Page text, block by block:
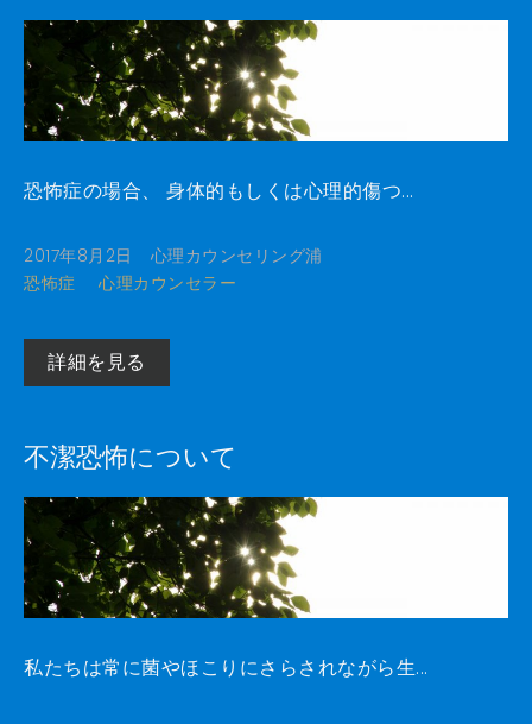
恐怖症の場合、 身体的もしくは心理的傷つ...
2017年8月2日
心理カウンセリング浦
恐怖症
心理カウンセラー
詳細を見る
不潔恐怖について
私たちは常に菌やほこりにさらされながら生...